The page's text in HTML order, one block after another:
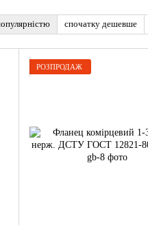
спочатку дешевше
РОЗПРОДАЖ